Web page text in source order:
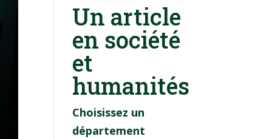
Un article
en société
et
humanités
Choisissez un
département